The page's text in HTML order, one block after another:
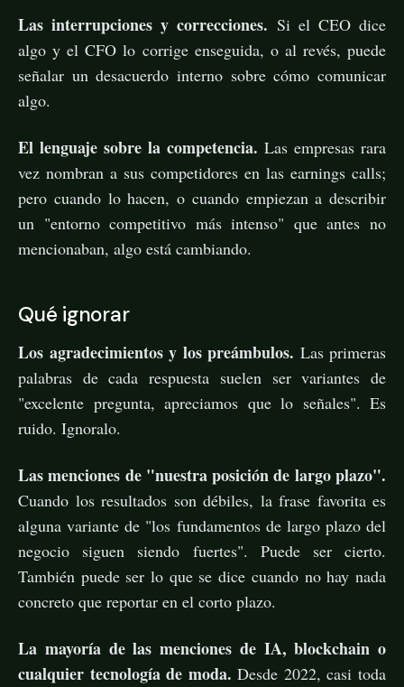
Las interrupciones y correcciones. Si el CEO dice
algo y el CFO lo corrige enseguida, o al revés, puede
señalar un desacuerdo interno sobre cómo comunicar
algo.
El lenguaje sobre la competencia. Las empresas rara
vez nombran a sus competidores en las earnings calls;
pero cuando lo hacen, o cuando empiezan a describir
un "entorno competitivo más intenso" que antes no
mencionaban, algo está cambiando.
Qué ignorar
Los agradecimientos y los preámbulos. Las primeras
palabras de cada respuesta suelen ser variantes de
"excelente pregunta, apreciamos que lo señales". Es
ruido. Ignoralo.
Las menciones de "nuestra posición de largo plazo".
Cuando los resultados son débiles, la frase favorita es
alguna variante de "los fundamentos de largo plazo del
negocio siguen siendo fuertes". Puede ser cierto.
También puede ser lo que se dice cuando no hay nada
concreto que reportar en el corto plazo.
La mayoría de las menciones de IA, blockchain o
cualquier tecnología de moda. Desde 2022, casi toda